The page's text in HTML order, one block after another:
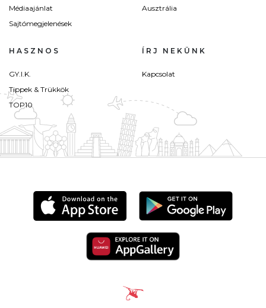
Médiaajánlat
Sajtómegjelenések
Ausztrália
HASZNOS
GY.I.K.
Tippek & Trükkök
TOP10
ÍRJ NEKÜNK
Kapcsolat